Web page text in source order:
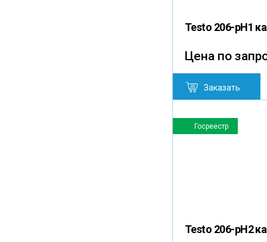
Testo 206-pH1
Цена по
Заказать
Госреестр
Testo 206-pH2